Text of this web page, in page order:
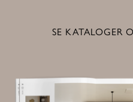
SE KATALOGER